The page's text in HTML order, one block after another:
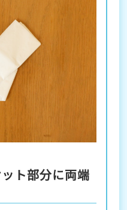
ト部分に両端